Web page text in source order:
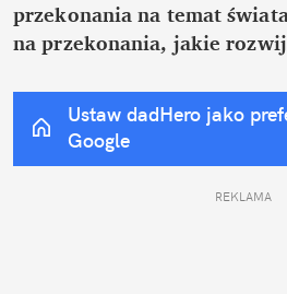
przekonania na temat
na przekonania, jakie
Ustaw dadHero jako
Google
REKLAMA